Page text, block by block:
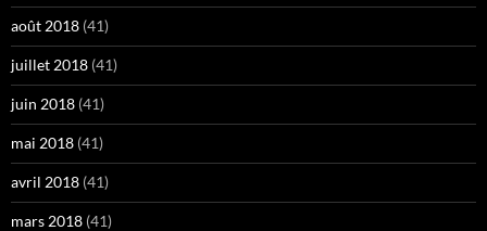
août 2018 (41)
juillet 2018 (41)
juin 2018 (41)
mai 2018 (41)
avril 2018 (41)
mars 2018 (41)